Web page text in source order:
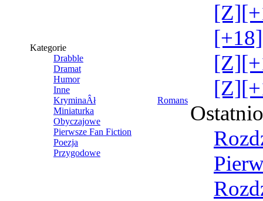
Kategorie
Drabble
Dramat
Humor
Inne
KryminaÂł
Miniaturka
Obyczajowe
Pierwsze Fan Fiction
Poezja
Przygodowe
Romans